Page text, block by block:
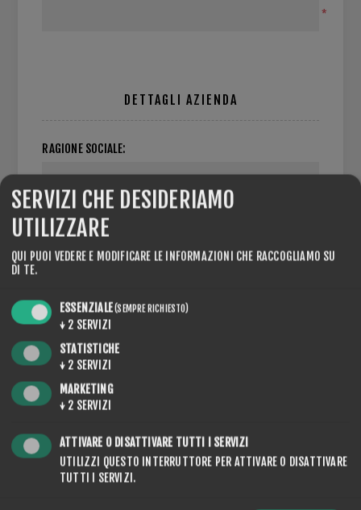
*
DETTAGLI AZIENDA
RAGIONE SOCIALE:
PARTITA IVA:
internazionale (ad esempio "IT 111 111 11")
NEWSLETTER
SERVIZI CHE DESIDERIAMO
UTILIZZARE
QUI PUOI VEDERE E MODIFICARE LE INFORMAZIONI CHE RACCOGLIAMO SU
DI TE.
ESSENZIALE(SEMPRE RICHIESTO)
↓ 2 SERVIZI
STATISTICHE
↓ 2 SERVIZI
MARKETING
↓ 2 SERVIZI
ATTIVARE O DISATTIVARE TUTTI I SERVIZI
UTILIZZI QUESTO INTERRUTTORE PER ATTIVARE O DISATTIVARE
TUTTI I SERVIZI.